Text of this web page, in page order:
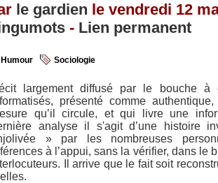
le gardien le vendredi 12
- Lien permanent
Humour Sociologie
largement diffusé par le bouche à
présenté comme
qu’il circule, et qui livre une
analyse il s'agit d’une histoire
» par les nombreuses
à l’appui, sans la vérifier, dans le
Il arrive que le fait soit